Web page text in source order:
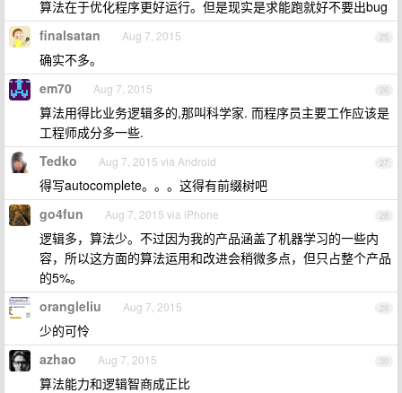
算法在于优化程序更好运行。但是现实是求能跑就好不要出bug
25
finalsatan Aug 7, 2015
确实不多。
26
em70 Aug 7, 2015
算法用得比业务逻辑多的,那叫科学家. 而程序员主要工作应该是
工程师成分多一些.
27
Tedko Aug 7, 2015 via Android
得写autocomplete。。。这得有前缀树吧
28
go4fun Aug 7, 2015 via iPhone
逻辑多，算法少。不过因为我的产品涵盖了机器学习的一些内
容，所以这方面的算法运用和改进会稍微多点，但只占整个产品
的5%。
29
orangleliu Aug 7, 2015
少的可怜
30
azhao Aug 7, 2015
算法能力和逻辑智商成正比